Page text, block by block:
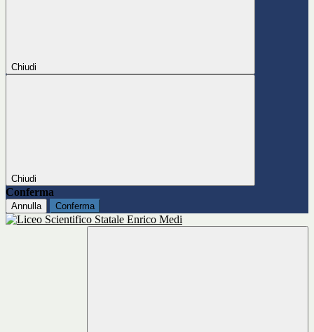
Chiudi
Chiudi
Conferma
Annulla Conferma